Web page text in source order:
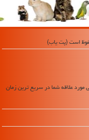
علاقه شما در سریع ترین زمان